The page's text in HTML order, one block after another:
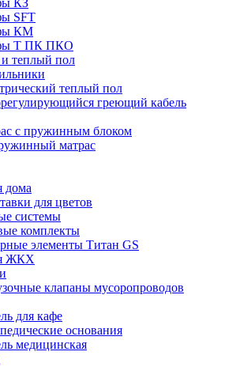
SFT
КМ
Т ПК ПКО
теплый пол
теплый пол
греющий кабель
с пружинным блоком
матрас
дома
для цветов
системы
комплекты
элементы Титан GS
ЖКХ
клапаны мусоропроводов
для кафе
основания
медицинская